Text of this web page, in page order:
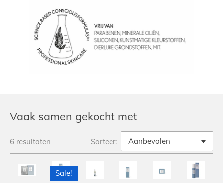
Vaak samen gekocht met
6 resultaten Sorteer:
Sale!